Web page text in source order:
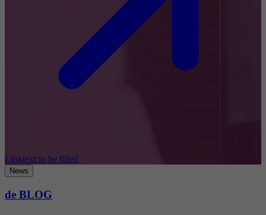
Linktext to be filled
News
de BLOG